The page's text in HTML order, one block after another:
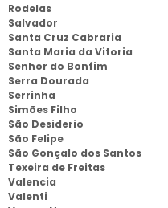
Rodelas
Salvador
Santa Cruz Cabraria
Santa Maria da Vitoria
Senhor do Bonfim
Serra Dourada
Serrinha
Simões Filho
São Desiderio
São Felipe
São Gonçalo dos Santos
Texeira de Freitas
Valencia
Valenti